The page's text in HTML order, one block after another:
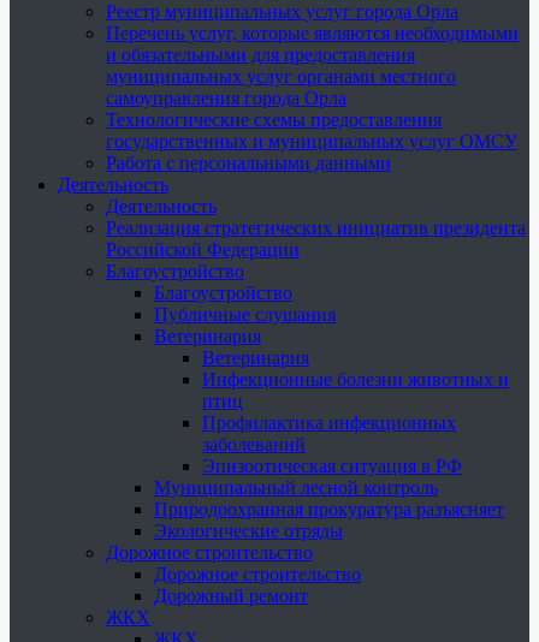
Реестр муниципальных услуг города Орла
Перечень услуг, которые являются необходимыми
и обязательными для предоставления
муниципальных услуг органами местного
самоуправления города Орла
Технологические схемы предоставления
государственных и муниципальных услуг ОМСУ
Работа с персональными данными
Деятельность
Деятельность
Реализация стратегических инициатив президента
Российской Федерации
Благоустройство
Благоустройство
Публичные слушания
Ветеринария
Ветеринария
Инфекционные болезни животных и
птиц
Профилактика инфекционных
заболеваний
Эпизоотическая ситуация в РФ
Муниципальный лесной контроль
Природоохранная прокуратура разъясняет
Экологические отряды
Дорожное строительство
Дорожное строительство
Дорожный ремонт
ЖКХ